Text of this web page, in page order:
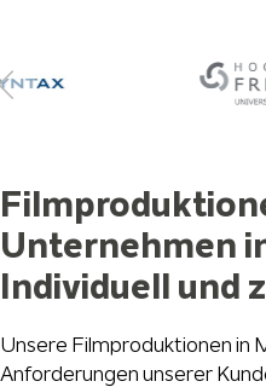
Unternehmen
Individuell und
Unsere Filmproduktionen in
Anforderungen unserer